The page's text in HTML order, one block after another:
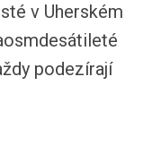
v Uherském
podezírají